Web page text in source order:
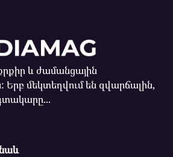
և ժամանցային
Երբ մեկտեղվում են զվարճալին,